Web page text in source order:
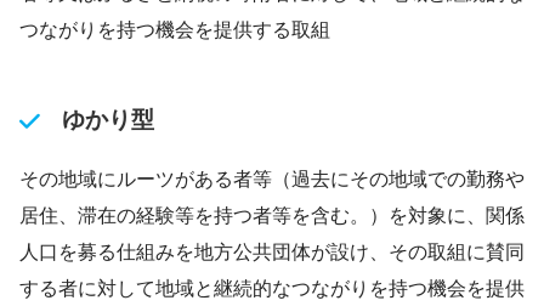
つながりを持つ機会を提供する取組
ゆかり型
その地域にルーツがある者等（過去にその地域での勤務や
居住、滞在の経験等を持つ者等を含む。）を対象に、関係
人口を募る仕組みを地方公共団体が設け、その取組に賛同
する者に対して地域と継続的なつながりを持つ機会を提供